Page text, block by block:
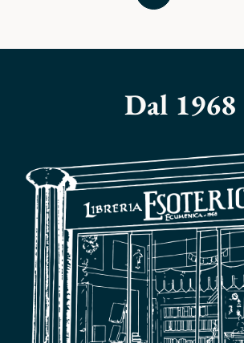
CARRELLO
Dal 1968